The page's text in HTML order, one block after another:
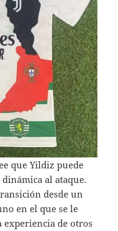
que Yildiz puede
al ataque.
desde un
en el que se le
experiencia de otros